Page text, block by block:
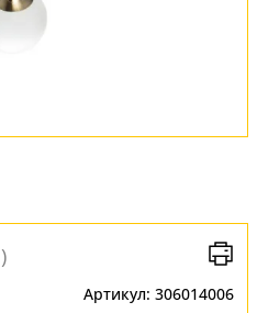
)
Артикул: 306014006